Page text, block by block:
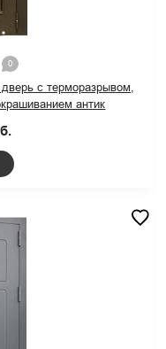
0
с терморазрывом,
антик